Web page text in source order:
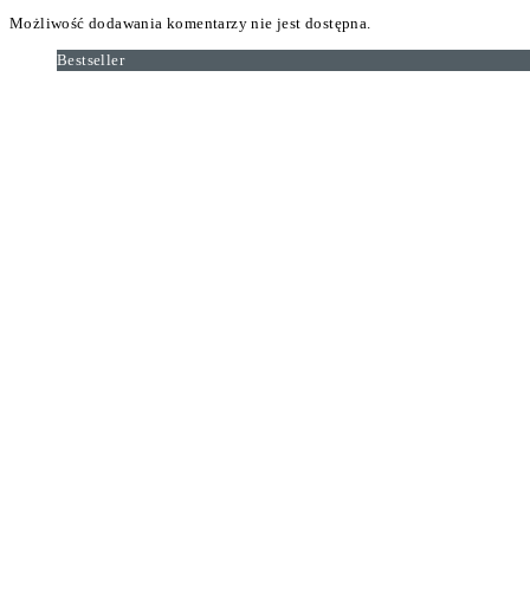
Możliwość dodawania komentarzy nie jest dostępna.
Bestseller